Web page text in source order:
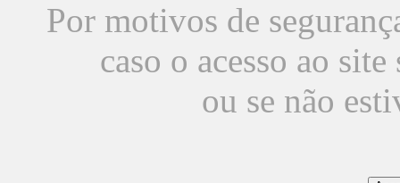
Por motivos de
caso o acesso ao
ou se não